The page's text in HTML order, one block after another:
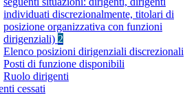
individuati discrezionalmente, titolari di
posizione organizzativa con funzioni
dirigenziali) 2
Elenco posizioni dirigenziali discrezionali
Posti di funzione disponibili
Ruolo dirigenti
cessati